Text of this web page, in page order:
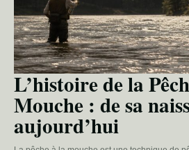
L’histoire de la
Mouche : de sa
aujourd’hui